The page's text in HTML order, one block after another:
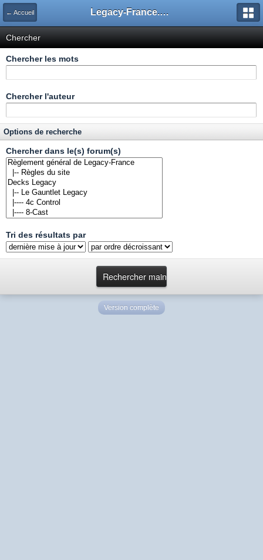
← Accueil Legacy-France.org - Forum
Chercher
Chercher les mots
Chercher l'auteur
Options de recherche
Chercher dans le(s) forum(s)
Tri des résultats par
Version complète